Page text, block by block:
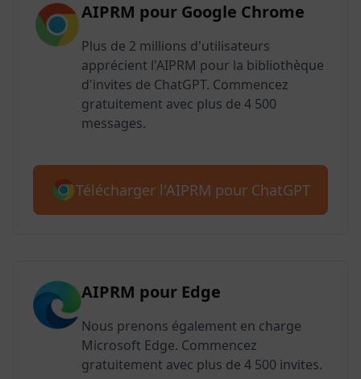
AIPRM pour Google Chrome
Plus de 2 millions d'utilisateurs
apprécient l'AIPRM pour la bibliothèque
d'invites de ChatGPT. Commencez
gratuitement avec plus de 4 500
messages.
Télécharger l'AIPRM pour ChatGPT
AIPRM pour Edge
Nous prenons également en charge
Microsoft Edge. Commencez
gratuitement avec plus de 4 500 invites.